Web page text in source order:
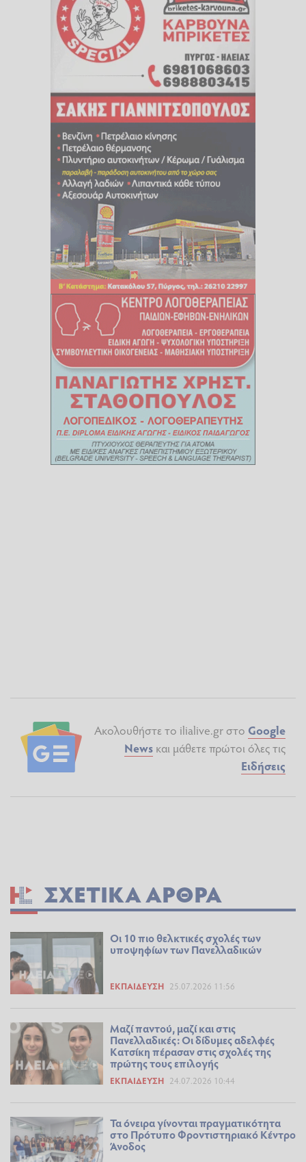
Ακολουθήστε το ilialive.gr στο Google
News και μάθετε πρώτοι όλες τις
Ειδήσεις
ΣΧΕΤΙΚΆ ΆΡΘΡΑ
Οι 10 πιο θελκτικές σχολές των
υποψηφίων των Πανελλαδικών
ΕΚΠΑΊΔΕΥΣΗ 25.07.2026 11:56
Μαζί παντού, μαζί και στις
Πανελλαδικές: Οι δίδυμες αδελφές
Κατσίκη πέρασαν στις σχολές της
πρώτης τους επιλογής
ΕΚΠΑΊΔΕΥΣΗ 24.07.2026 10:44
Τα όνειρα γίνονται πραγματικότητα
στο Πρότυπο Φροντιστηριακό Κέντρο
Άνοδος